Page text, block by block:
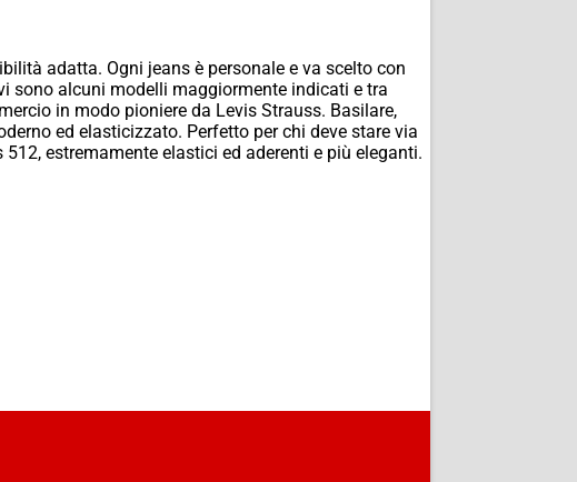
adatta. Ogni jeans è personale e va scelto con
sono alcuni modelli maggiormente indicati e tra
in modo pioniere da Levis Strauss. Basilare,
ed elasticizzato. Perfetto per chi deve stare via
estremamente elastici ed aderenti e più eleganti.